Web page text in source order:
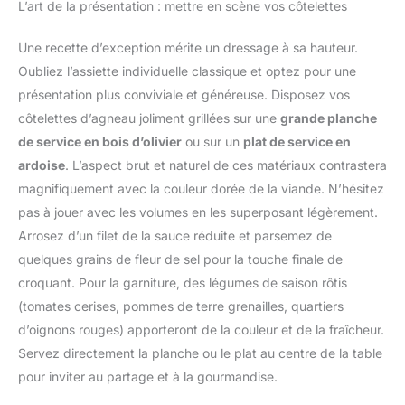
poêle à griller avec fond
contact à l'oxygène de
plus de 50 % entre les
aliments et la poêle, ce
qui permet de retenir le
jus et de créer un joli
motif rayé sur le steak.
Un ustensile de cuisine
vos besoins en matière
de grillades et de
rôtissage. Découvrez
une cuisine saine : les
côtés filtrent l'excès
d'huile et de graisse pour
une utilisation plus facile
et plus saine. Parfait pour
la cuisson au four.
Contactez-nous si vous
cm, suffisamment longue
pour éviter de vous
brûler les mains pendant
la mesure ; plage de
température : -50 ℃ ~
300 ℃ Économie
d'énergie : Fonction
d'arrêt automatique
intégrée, le thermometre
automatiquement après
10 minutes d'inactivité ;
et il peut basculer entre
Celsius et Fahrenheit lors
température. Plusieurs
Méthodes de Stockage :
Les thermometre
BBQ, Steak, Huile,
pour les grillades, la
rôtissage, etc. La sonde
externe, dotée d'un câble
de 102cm, permet de
mesurer la température
interne de la viande tout
en maintenant la porte
sécurité pendant la
cuisson ou le fumage.
Lecture Instantanée et
Haute Précision:
Permettant une lecture
instantanée de la
température en 2 à 3s
avec une précision de
±1℃/2℉, le thermomètre
cuisson vous offre la
possibilité de passer
L’art de la présentation : mettre en scène vos côtelettes
Une recette d’exception mérite un dressage à sa hauteur.
Oubliez l’assiette individuelle classique et optez pour une
présentation plus conviviale et généreuse. Disposez vos
côtelettes d’agneau joliment grillées sur une grande planche
de service en bois d’olivier ou sur un plat de service en
ardoise. L’aspect brut et naturel de ces matériaux contrastera
magnifiquement avec la couleur dorée de la viande. N’hésitez
pas à jouer avec les volumes en les superposant légèrement.
Arrosez d’un filet de la sauce réduite et parsemez de
quelques grains de fleur de sel pour la touche finale de
croquant. Pour la garniture, des légumes de saison rôtis
(tomates cerises, pommes de terre grenailles, quartiers
d’oignons rouges) apporteront de la couleur et de la fraîcheur.
Servez directement la planche ou le plat au centre de la table
pour inviter au partage et à la gourmandise.